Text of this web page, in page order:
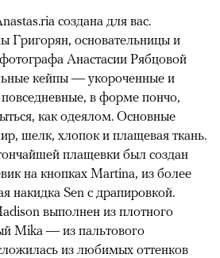
создана для вас.
Григорян, основательницы и
Анастасии Рябцовой
кейпы — укороченные и
в форме пончо,
как одеялом. Основные
шелк, хлопок и плащевая ткань.
плащевки был создан
на кнопках Martina, из более
накидка Sen с драпировкой.
выполнен из плотного
Mika — из пальтового
из любимых оттенков